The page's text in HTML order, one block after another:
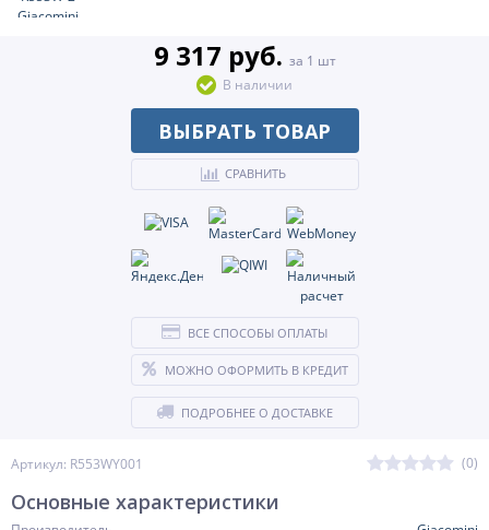
Артикул: R553WY001 (0)
9 317 руб. за 1 шт
В наличии
ВЫБРАТЬ ТОВАР
СРАВНИТЬ
ВСЕ СПОСОБЫ ОПЛАТЫ
МОЖНО ОФОРМИТЬ В КРЕДИТ
ПОДРОБНЕЕ О ДОСТАВКЕ
Основные характеристики